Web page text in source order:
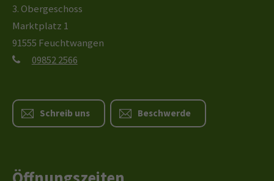
3. Obergeschoss
Marktplatz 1
91555 Feuchtwangen
09852 2566
Schreib uns Beschwerde